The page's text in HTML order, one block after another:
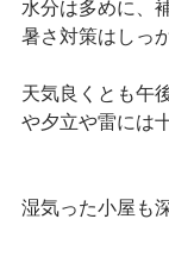
水分は多めに、
暑さ対策はしっ
天気良くとも午
や夕立や雷には
湿気った小屋も